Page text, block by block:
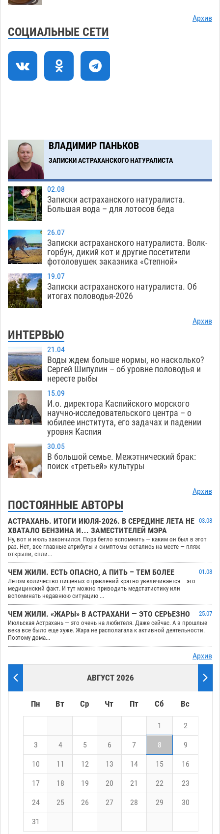
Краснодарской в Астрахани скончались
08:47
Астраханский суд оценил четыре удара по
голове полицейского в сто тысяч рублей
18:57
В Астрахани впервые открыли смену по
теории игр
Архив
СОЦИАЛЬНЫЕ СЕТИ
ВЛАДИМИР ПАНЬКОВ
ЗАПИСКИ АСТРАХАНСКОГО НАТУРАЛИСТА
02.08
Записки астраханского натуралиста.
Большая вода – для лотосов беда
26.07
Записки астраханского натуралиста. Волк-
горбун, дикий кот и другие посетители
фотоловушек заказника «Степной»
19.07
Записки астраханского натуралиста. Об
итогах половодья-2026
Архив
ИНТЕРВЬЮ
21.04
Воды ждем больше нормы, но насколько?
Сергей Шипулин – об уровне половодья и
нересте рыбы
15.09
И.о. директора Каспийского морского
научно-исследовательского центра – о
юбилее института, его задачах и падении
уровня Каспия
30.05
В большой семье. Межэтнический брак:
поиск «третьей» культуры
Архив
ПОСТОЯННЫЕ АВТОРЫ
АСТРАХАНЬ. ИТОГИ ИЮЛЯ-2026. В СЕРЕДИНЕ ЛЕТА НЕ
ХВАТАЛО БЕНЗИНА И… ЗАМЕСТИТЕЛЕЙ МЭРА
03.08
Ну, вот и июль закончился. Пора бегло вспомнить — каким он был в этот
раз. Нет, все главные атрибуты и симптомы остались на месте — пляж
открыли, спли...
ЧЕМ ЖИЛИ. ЕСТЬ ОПАСНО, А ПИТЬ – ТЕМ БОЛЕЕ
01.08
Летом количество пищевых отравлений кратно увеличивается – это
медицинский факт. И тут можно приводить медстатистику или
вспоминать недавнюю ситуацию ...
ЧЕМ ЖИЛИ. «ЖАРЫ» В АСТРАХАНИ — ЭТО СЕРЬЕЗНО
25.07
Июльская Астрахань — это очень на любителя. Даже сейчас. А в прошлые
века все было еще хуже. Жара не располагала к активной деятельности.
Поэтому дома...
Архив
АВГУСТ 2026
Пн Вт Ср Чт Пт Сб Вс
1 2
3 4 5 6 7 8 9
10 11 12 13 14 15 16
17 18 19 20 21 22 23
24 25 26 27 28 29 30
31